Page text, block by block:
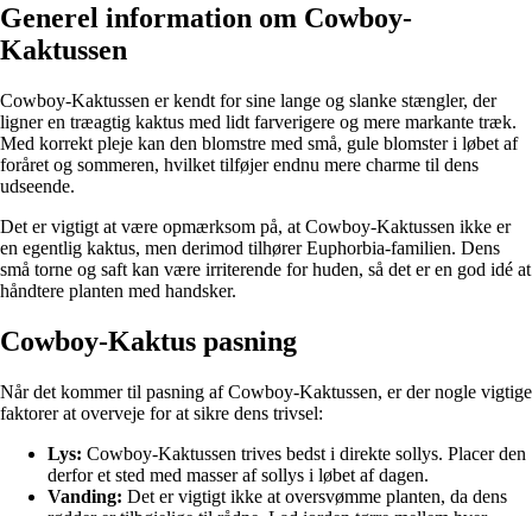
Generel information om Cowboy-
Kaktussen
Cowboy-Kaktussen er kendt for sine lange og slanke stængler, der
ligner en træagtig kaktus med lidt farverigere og mere markante træk.
Med korrekt pleje kan den blomstre med små, gule blomster i løbet af
foråret og sommeren, hvilket tilføjer endnu mere charme til dens
udseende.
Det er vigtigt at være opmærksom på, at Cowboy-Kaktussen ikke er
en egentlig kaktus, men derimod tilhører Euphorbia-familien. Dens
små torne og saft kan være irriterende for huden, så det er en god idé at
håndtere planten med handsker.
Cowboy-Kaktus pasning
Når det kommer til pasning af Cowboy-Kaktussen, er der nogle vigtige
faktorer at overveje for at sikre dens trivsel:
Lys: Cowboy-Kaktussen trives bedst i direkte sollys. Placer den
derfor et sted med masser af sollys i løbet af dagen.
Vanding: Det er vigtigt ikke at oversvømme planten, da dens